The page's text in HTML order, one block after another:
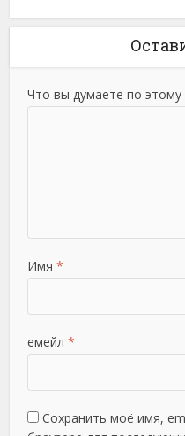
Что вы думаете по этому
Имя *
емейл *
Сохранить моё имя,